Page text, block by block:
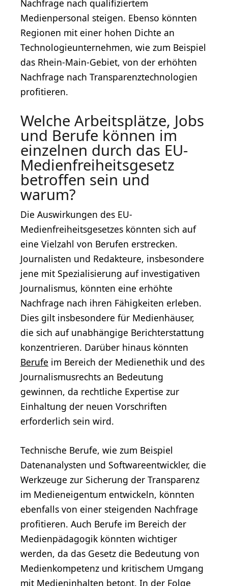
Nachfrage nach qualifiziertem
Medienpersonal steigen. Ebenso könnten
Regionen mit einer hohen Dichte an
Technologieunternehmen, wie zum Beispiel
das Rhein-Main-Gebiet, von der erhöhten
Nachfrage nach Transparenztechnologien
profitieren.
Welche Arbeitsplätze, Jobs
und Berufe können im
einzelnen durch das EU-
Medienfreiheitsgesetz
betroffen sein und
warum?
Die Auswirkungen des EU-
Medienfreiheitsgesetzes könnten sich auf
eine Vielzahl von Berufen erstrecken.
Journalisten und Redakteure, insbesondere
jene mit Spezialisierung auf investigativen
Journalismus, könnten eine erhöhte
Nachfrage nach ihren Fähigkeiten erleben.
Dies gilt insbesondere für Medienhäuser,
die sich auf unabhängige Berichterstattung
konzentrieren. Darüber hinaus könnten
Berufe im Bereich der Medienethik und des
Journalismusrechts an Bedeutung
gewinnen, da rechtliche Expertise zur
Einhaltung der neuen Vorschriften
erforderlich sein wird.
Technische Berufe, wie zum Beispiel
Datenanalysten und Softwareentwickler, die
Werkzeuge zur Sicherung der Transparenz
im Medieneigentum entwickeln, könnten
ebenfalls von einer steigenden Nachfrage
profitieren. Auch Berufe im Bereich der
Medienpädagogik könnten wichtiger
werden, da das Gesetz die Bedeutung von
Medienkompetenz und kritischem Umgang
mit Medieninhalten betont. In der Folge